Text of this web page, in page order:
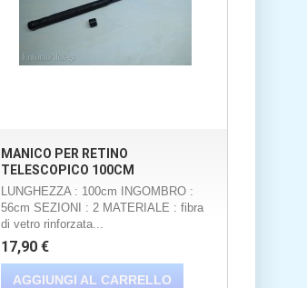
MANICO PER RETINO
TELESCOPICO 100CM
LUNGHEZZA : 100cm INGOMBRO :
56cm SEZIONI : 2 MATERIALE : fibra
di vetro rinforzata...
17,90 €
AGGIUNGI AL CARRELLO